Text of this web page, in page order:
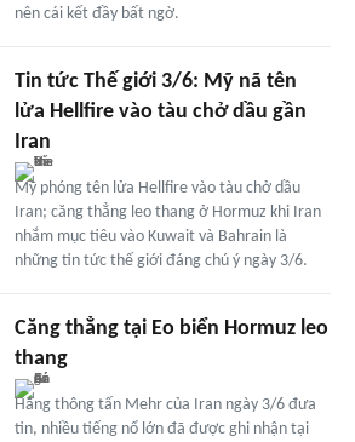
nên cái kết đầy bất ngờ.
Tin tức Thế giới 3/6: Mỹ nã tên
lửa Hellfire vào tàu chở dầu gần
Iran
Mỹ phóng tên lửa Hellfire vào tàu chở dầu
Iran; căng thẳng leo thang ở Hormuz khi Iran
nhắm mục tiêu vào Kuwait và Bahrain là
những tin tức thế giới đáng chú ý ngày 3/6.
Căng thẳng tại Eo biển Hormuz leo
thang
Hãng thông tấn Mehr của Iran ngày 3/6 đưa
tin, nhiều tiếng nổ lớn đã được ghi nhận tại